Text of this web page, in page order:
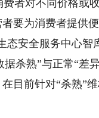
者对不同价格或
要为消费者提供
态安全服务中心智
杀熟”与正常“差
目前针对“杀熟”